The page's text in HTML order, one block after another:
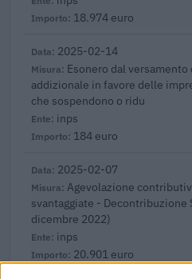
18.974 euro
2025-02-14
Esonero dal
addizionale in favore delle
che sospendono o ridu
inps
184 euro
2025-02-07
Agevolazione
svantaggiate - Decontribuzione
dicembre 2022)
inps
20.901 euro